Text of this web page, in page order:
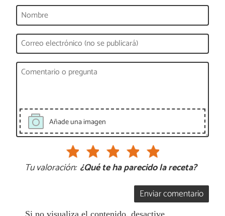
Añade una imagen
Tu valoración: ¿Qué te ha parecido la receta?
Enviar comentario